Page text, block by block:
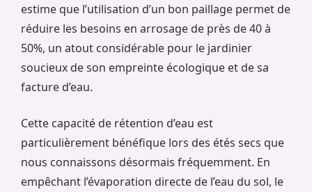
estime que l’utilisation d’un bon paillage permet de
réduire les besoins en arrosage de près de 40 à
50%, un atout considérable pour le jardinier
soucieux de son empreinte écologique et de sa
facture d’eau.
Cette capacité de rétention d’eau est
particulièrement bénéfique lors des étés secs que
nous connaissons désormais fréquemment. En
empêchant l’évaporation directe de l’eau du sol, le